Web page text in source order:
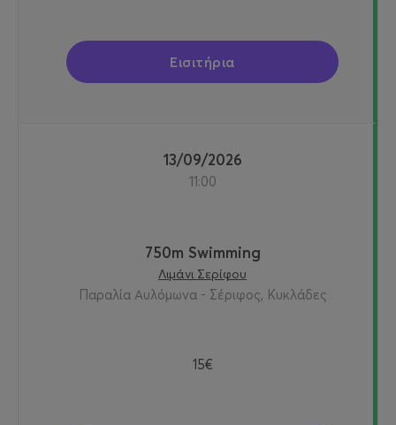
Εισιτήρια
13/09/2026
11:00
750m Swimming
Λιμάνι Σερίφου
Παραλία Αυλόμωνα - Σέριφος, Κυκλάδες
15€